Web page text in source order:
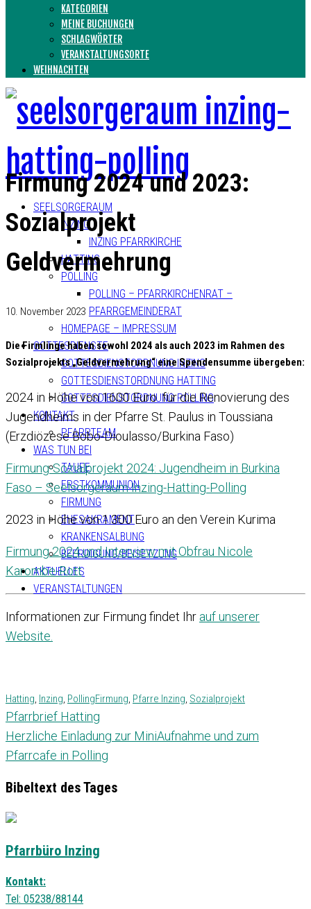
KATEGORIEN
MEINE BUCHUNGEN
SCHLAGWÖRTER
VERANSTALTUNGSORTE
WEIHNACHTEN
SEELSORGERAUM
INZING
INZING PFARRKIRCHE
HATTING
POLLING
POLLING – PFARRKIRCHENRAT –
PFARRGEMEINDERAT
HOMEPAGE – IMPRESSUM
GOTTESDIENSTE
GOTTESDIENSTORDNUNG INZING
GOTTESDIENSTORDNUNG HATTING
GOTTESDIENSTORDNUNG POLLING
KONTAKT
PFARRTEAM
WAS TUN BEI
TAUFE
ERSTKOMMUNION
FIRMUNG
EHESAKRAMENT
KRANKENSALBUNG
BEERDIGUNG/BEISETZUNG
AKTUELLES
VERANSTALTUNGEN
Firmung 2024 und 2023:
Sozialprojekt
Geldvermehrung
10. November 2023
Die Firmlinge haben sowohl 2024 als auch 2023 im Rahmen des
Sozialprojekts „Geldvermehrung“ eine Spendensumme übergeben:
2024 in Höhe von 1600 Euro für die Renovierung des
Jugendheims in der Pfarre St. Paulus in Toussiana
(Erzdiözese Bobo-Dioulasso/Burkina Faso)
Firmung-Sozialprojekt 2024: Jugendheim in Burkina
Faso – Seelsorgeraum Inzing-Hatting-Polling
2023 in Höhe von 1.300 Euro an den Verein Kurima
Firmung 2024 und Interview mit Obfrau Nicole
Karombe-Rott
Informationen zur Firmung findet Ihr auf unserer
Website.
Hatting, Inzing, PollingFirmung, Pfarre Inzing, Sozialprojekt
Pfarrbrief Hatting
Herzliche Einladung zur MiniAufnahme und zum
Pfarrcafe in Polling
Bibeltext des Tages
Pfarrbüro Inzing
Kontakt:
Tel: 05238/88144